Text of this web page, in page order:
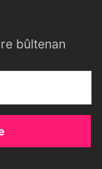
bûltenan